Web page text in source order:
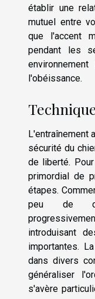
établir une
mutuel entre
que l'accent
pendant les
l'obéissance.
L'entraînement
sécurité du
de liberté.
primordial de
étapes.
peu de
introduisant
importantes.
dans divers
généraliser
s'avère